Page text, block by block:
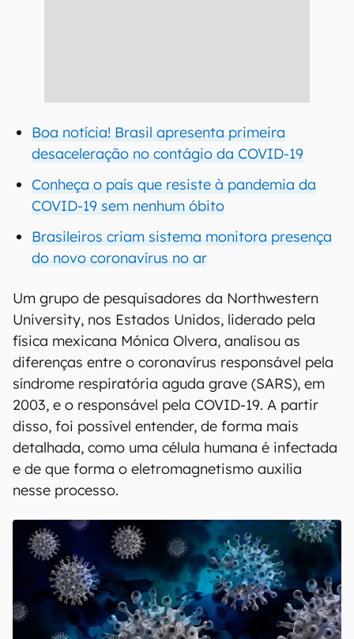
Boa notícia! Brasil apresenta primeira
desaceleração no contágio da COVID-19
Conheça o país que resiste à pandemia da
COVID-19 sem nenhum óbito
Brasileiros criam sistema monitora presença
do novo coronavírus no ar
Um grupo de pesquisadores da Northwestern
University, nos Estados Unidos, liderado pela
física mexicana Mónica Olvera, analisou as
diferenças entre o coronavírus responsável pela
síndrome respiratória aguda grave (SARS), em
2003, e o responsável pela COVID-19. A partir
disso, foi possível entender, de forma mais
detalhada, como uma célula humana é infectada
e de que forma o eletromagnetismo auxilia
nesse processo.